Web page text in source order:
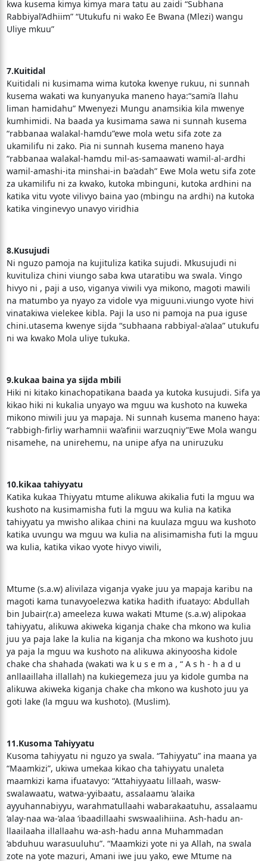
kwa kusema kimya kimya mara tatu au zaidi “Subhana
Rabbiyal’Adhiim” “Utukufu ni wako Ee Bwana (Mlezi) wangu
Uliye mkuu”
7.Kuitidal
Kuitidali ni kusimama wima kutoka kwenye rukuu, ni sunnah
kusema wakati wa kunyanyuka maneno haya:“sami’a llahu
liman hamidahu” Mwenyezi Mungu anamsikia kila mwenye
kumhimidi. Na baada ya kusimama sawa ni sunnah kusema
“rabbanaa walakal-hamdu”ewe mola wetu sifa zote za
ukamilifu ni zako. Pia ni sunnah kusema maneno haya
“rabbanaa walakal-hamdu mil-as-samaawati wamil-al-ardhi
wamil-amashi-ita minshai-in ba’adah” Ewe Mola wetu sifa zote
za ukamilifu ni za kwako, kutoka mbinguni, kutoka ardhini na
katika vitu vyote vilivyo baina yao (mbingu na ardhi) na kutoka
katika vinginevyo unavyo viridhia
8.Kusujudi
Ni nguzo pamoja na kujituliza katika sujudi. Mkusujudi ni
kuvituliza chini viungo saba kwa utaratibu wa swala. Vingo
hivyo ni , paji a uso, viganya viwili vya mikono, magoti mawili
na matumbo ya nyayo za vidole vya miguuni.viungo vyote hivi
vinatakiwa vielekee kibla. Paji la uso ni pamoja na pua iguse
chini.utasema kwenye sijda “subhaana rabbiyal-a’alaa” utukufu
ni wa kwako Mola uliye tukuka.
9.kukaa baina ya sijda mbili
Hiki ni kitako kinachopatikana baada ya kutoka kusujudi. Sifa ya
kikao hiki ni kukalia unyayo wa mguu wa kushoto na kuweka
mikono miwili juu ya mapaja. Ni sunnah kusema maneno haya:
“rabbigh-firliy warhamnii wa’afinii warzuqniy”Ewe Mola wangu
nisamehe, na unirehemu, na unipe afya na uniruzuku
10.kikaa tahiyyatu
Katika kukaa Thiyyatu mtume alikuwa akikalia futi la mguu wa
kushoto na kusimamisha futi la mguu wa kulia na katika
tahiyyatu ya mwisho alikaa chini na kuulaza mguu wa kushoto
katika uvungu wa mguu wa kulia na alisimamisha futi la mguu
wa kulia, katika vikao vyote hivyo viwili,
Mtume (s.a.w) alivilaza viganja vyake juu ya mapaja karibu na
magoti kama tunavyoelezwa katika hadith ifuatayo: Abdullah
bin Jubair(r.a) ameeleza kuwa wakati Mtume (s.a.w) alipokaa
tahiyyatu, alikuwa akiweka kiganja chake cha mkono wa kulia
juu ya paja lake la kulia na kiganja cha mkono wa kushoto juu
ya paja la mguu wa kushoto na alikuwa akinyoosha kidole
chake cha shahada (wakati wa k u s e m a , “ A s h - h a d u
anllaaillaha illallah) na kukiegemeza juu ya kidole gumba na
alikuwa akiweka kiganja chake cha mkono wa kushoto juu ya
goti lake (la mguu wa kushoto). (Muslim).
11.Kusoma Tahiyyatu
Kusoma tahiyyatu ni nguzo ya swala. “Tahiyyatu” ina maana ya
“Maamkizi”, ukiwa umekaa kikao cha tahiyyatu unaleta
maamkizi kama ifuatavyo: “Attahiyyaatu lillaah, wasw-
swalawaatu, watwa-yyibaatu, assalaamu ‘alaika
ayyuhannabiyyu, warahmatullaahi wabarakaatuhu, assalaamu
‘alay-naa wa-’alaa ‘ibaadillaahi swswaalihiina. Ash-hadu an-
llaailaaha illallaahu wa-ash-hadu anna Muhammadan
‘abduhuu warasuuluhu”. “Maamkizi yote ni ya Allah, na swala
zote na yote mazuri, Amani iwe juu yako, ewe Mtume na